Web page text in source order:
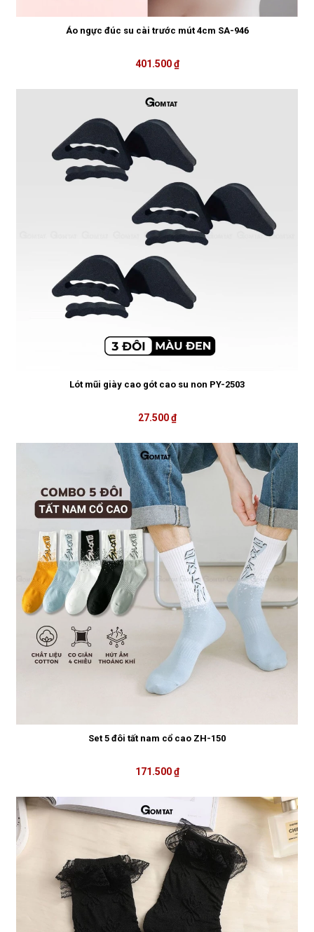
Áo ngực đúc su cài trước mút 4cm SA-946
401.500 ₫
Lót mũi giày cao gót cao su non PY-2503
27.500 ₫
Set 5 đôi tất nam cổ cao ZH-150
171.500 ₫